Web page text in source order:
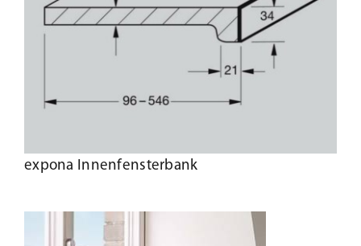
expona Innenfensterbank